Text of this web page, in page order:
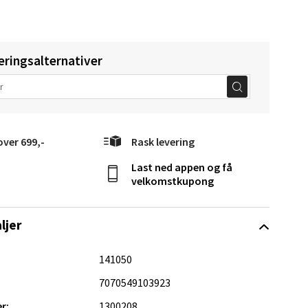
699,-
Rask levering
Last ned appen og få
velkomstkupong
141050
7070549103923